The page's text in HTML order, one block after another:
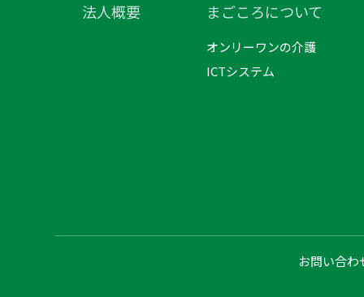
法人概要 まごころについて
オンリーワンの介護
ICTシステム
お問い合わ